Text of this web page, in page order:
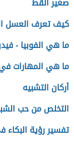
كيف تعرف العسل
ما هي الفوبيا -
ما هي المهارات في
أركان التشبيه
التخلص من حب
تفسير رؤية البكاء